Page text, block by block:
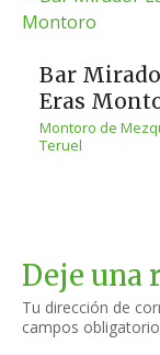
Bar
Eras
Montoro de
Teruel
Deje una
Tu dirección de
campos